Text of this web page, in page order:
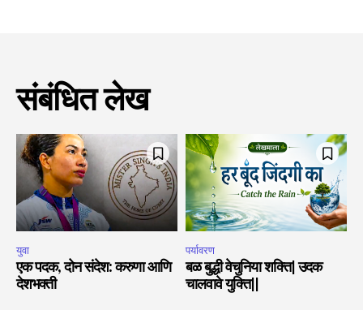
संबंधित लेख
युवा
एक पदक, दोन संदेश: करुणा आणि
देशभक्ती
पर्यावरण
बळ बुद्धी वेचुनिया शक्ति| उदक
चालवावे युक्ति||